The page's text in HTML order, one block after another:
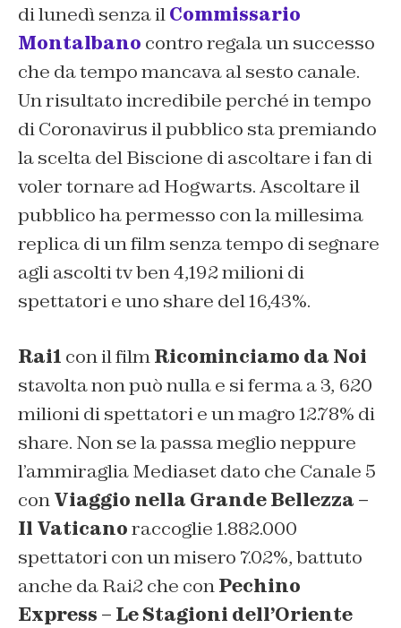
di lunedì senza ilCommissario
Montalbano contro regala un successo
che da tempo mancava al sesto canale.
Un risultato incredibile perché in tempo
di Coronavirus il pubblico sta premiando
la scelta del Biscione di ascoltare i fan di
voler tornare ad Hogwarts. Ascoltare il
pubblico ha permesso con la millesima
replica di un film senza tempo di segnare
agli ascolti tv ben 4,192 milioni di
spettatori e uno share del 16,43%.
Rai1 con il filmRicominciamo da Noi
stavolta non può nulla e si ferma a 3, 620
milioni di spettatori e un magro 12.78% di
share. Non se la passa meglio neppure
l’ammiraglia Mediaset dato che Canale 5
conViaggio nella Grande Bellezza –
Il Vaticanoraccoglie 1.882.000
spettatori con un misero 7.02%, battuto
anche da Rai2 che conPechino
Express – Le Stagioni dell’Oriente